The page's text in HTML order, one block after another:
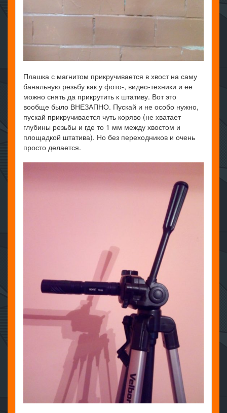
Плашка с магнитом прикручивается в хвост на саму
банальную резьбу как у фото-, видео-техники и ее
можно снять да прикрутить к штативу. Вот это
вообще было ВНЕЗАПНО. Пускай и не особо нужно,
пускай прикручивается чуть коряво (не хватает
глубины резьбы и где то 1 мм между хвостом и
площадкой штатива). Но без переходников и очень
просто делается.